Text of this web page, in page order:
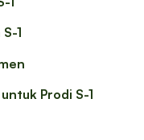
1
Prodi S-1